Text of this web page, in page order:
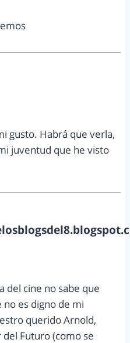
gusto. Habrá que verla,
juventud que he visto
del cine no sabe que
es digno de mi
querido Arnold,
del Futuro (como se